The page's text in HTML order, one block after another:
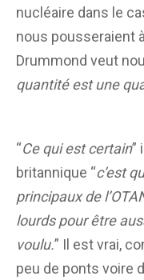
nucléaire dans le
nous pousseraient
Drummond veut
quantité est une
“Ce qui est certain”
britannique “c’est
principaux de
lourds pour être
voulu.” Il est vrai,
peu de ponts voire